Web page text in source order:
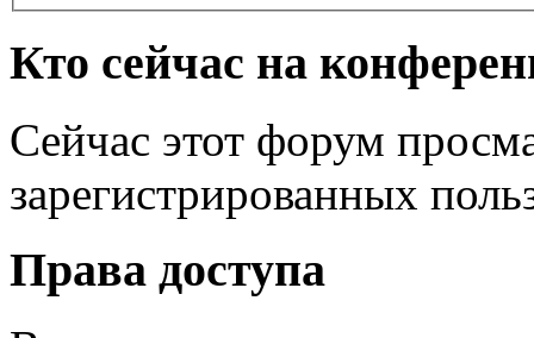
Кто сейчас на
Сейчас этот форум
зарегистрированных
Права доступа